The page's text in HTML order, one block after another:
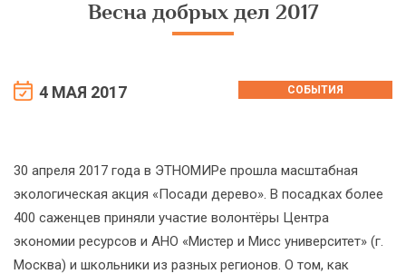
Весна добрых дел 2017
4 МАЯ 2017 СОБЫТИЯ
30 апреля 2017 года в ЭТНОМИРе прошла масштабная
экологическая акция «Посади дерево». В посадках более
400 саженцев приняли участие волонтёры Центра
экономии ресурсов и АНО «Мистер и Мисс университет» (г.
Москва) и школьники из разных регионов. О том, как